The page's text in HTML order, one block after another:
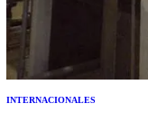
INTERNACIONALES